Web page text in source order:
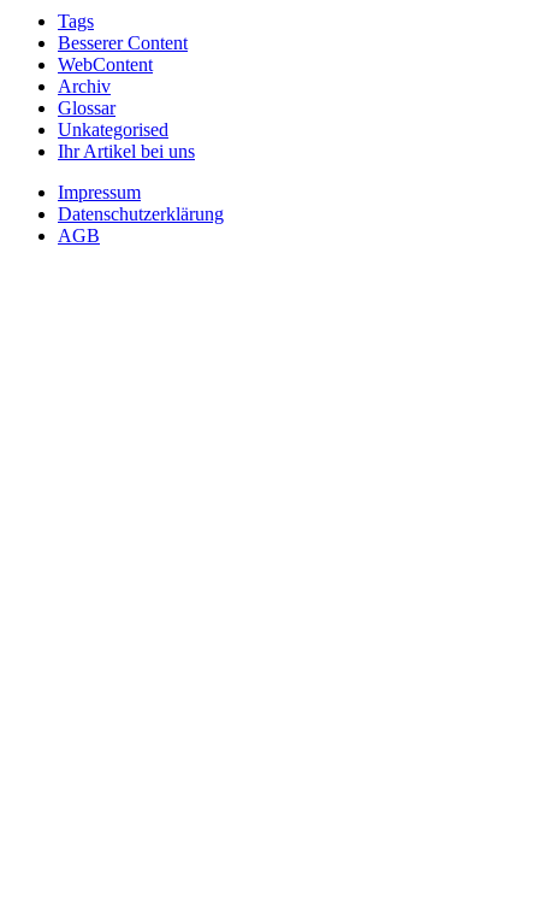
Tags
Besserer Content
WebContent
Archiv
Glossar
Unkategorised
Ihr Artikel bei uns
Impressum
Datenschutzerklärung
AGB